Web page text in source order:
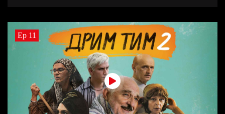
Ep 11